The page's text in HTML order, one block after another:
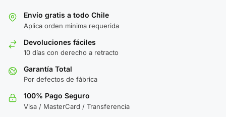
Envío gratis a todo Chile
Aplica orden minima requerida
Devoluciones fáciles
10 días con derecho a retracto
Garantía Total
Por defectos de fábrica
100% Pago Seguro
Visa / MasterCard / Transferencia